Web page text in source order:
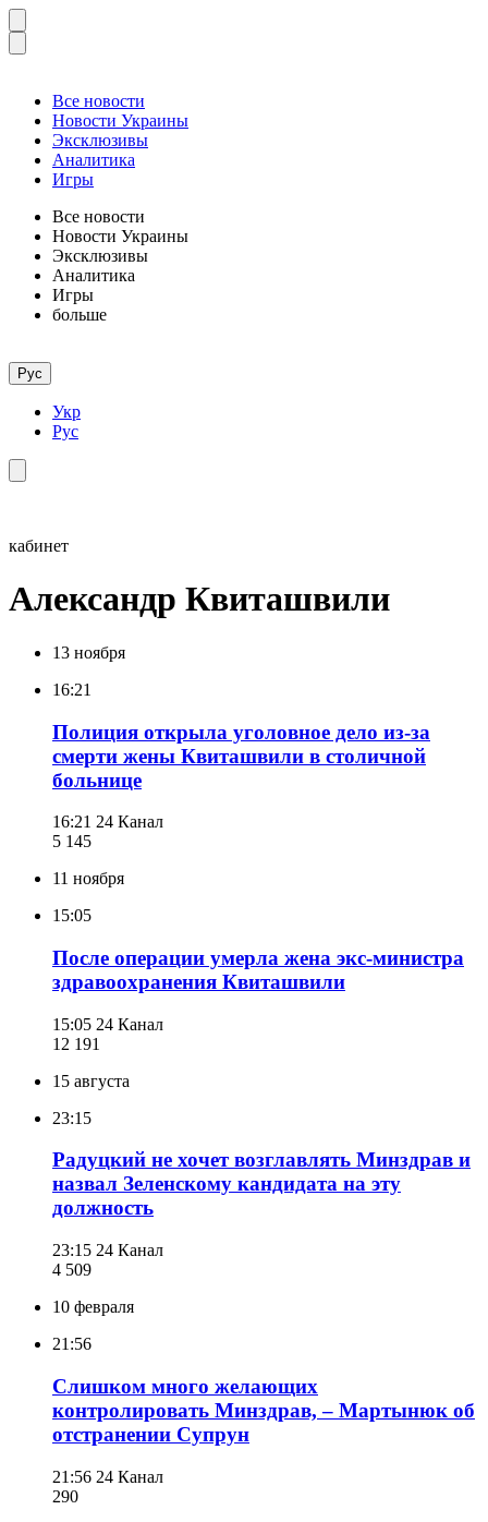
Все новости
Новости Украины
Эксклюзивы
Аналитика
Игры
Все новости
Новости Украины
Эксклюзивы
Аналитика
Игры
больше
Рус
Укр
Рус
кабинет
Александр Квиташвили
13 ноября
16:21
Полиция открыла уголовное дело из-за
смерти жены Квиташвили в столичной
больнице
16:21 24 Канал
5 145
11 ноября
15:05
После операции умерла жена экс-министра
здравоохранения Квиташвили
15:05 24 Канал
12 191
15 августа
23:15
Радуцкий не хочет возглавлять Минздрав и
назвал Зеленскому кандидата на эту
должность
23:15 24 Канал
4 509
10 февраля
21:56
Слишком много желающих
контролировать Минздрав, – Мартынюк об
отстранении Супрун
21:56 24 Канал
290